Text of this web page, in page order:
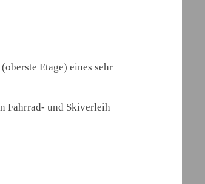
Etage) eines sehr
Fahrrad- und Skiverleih